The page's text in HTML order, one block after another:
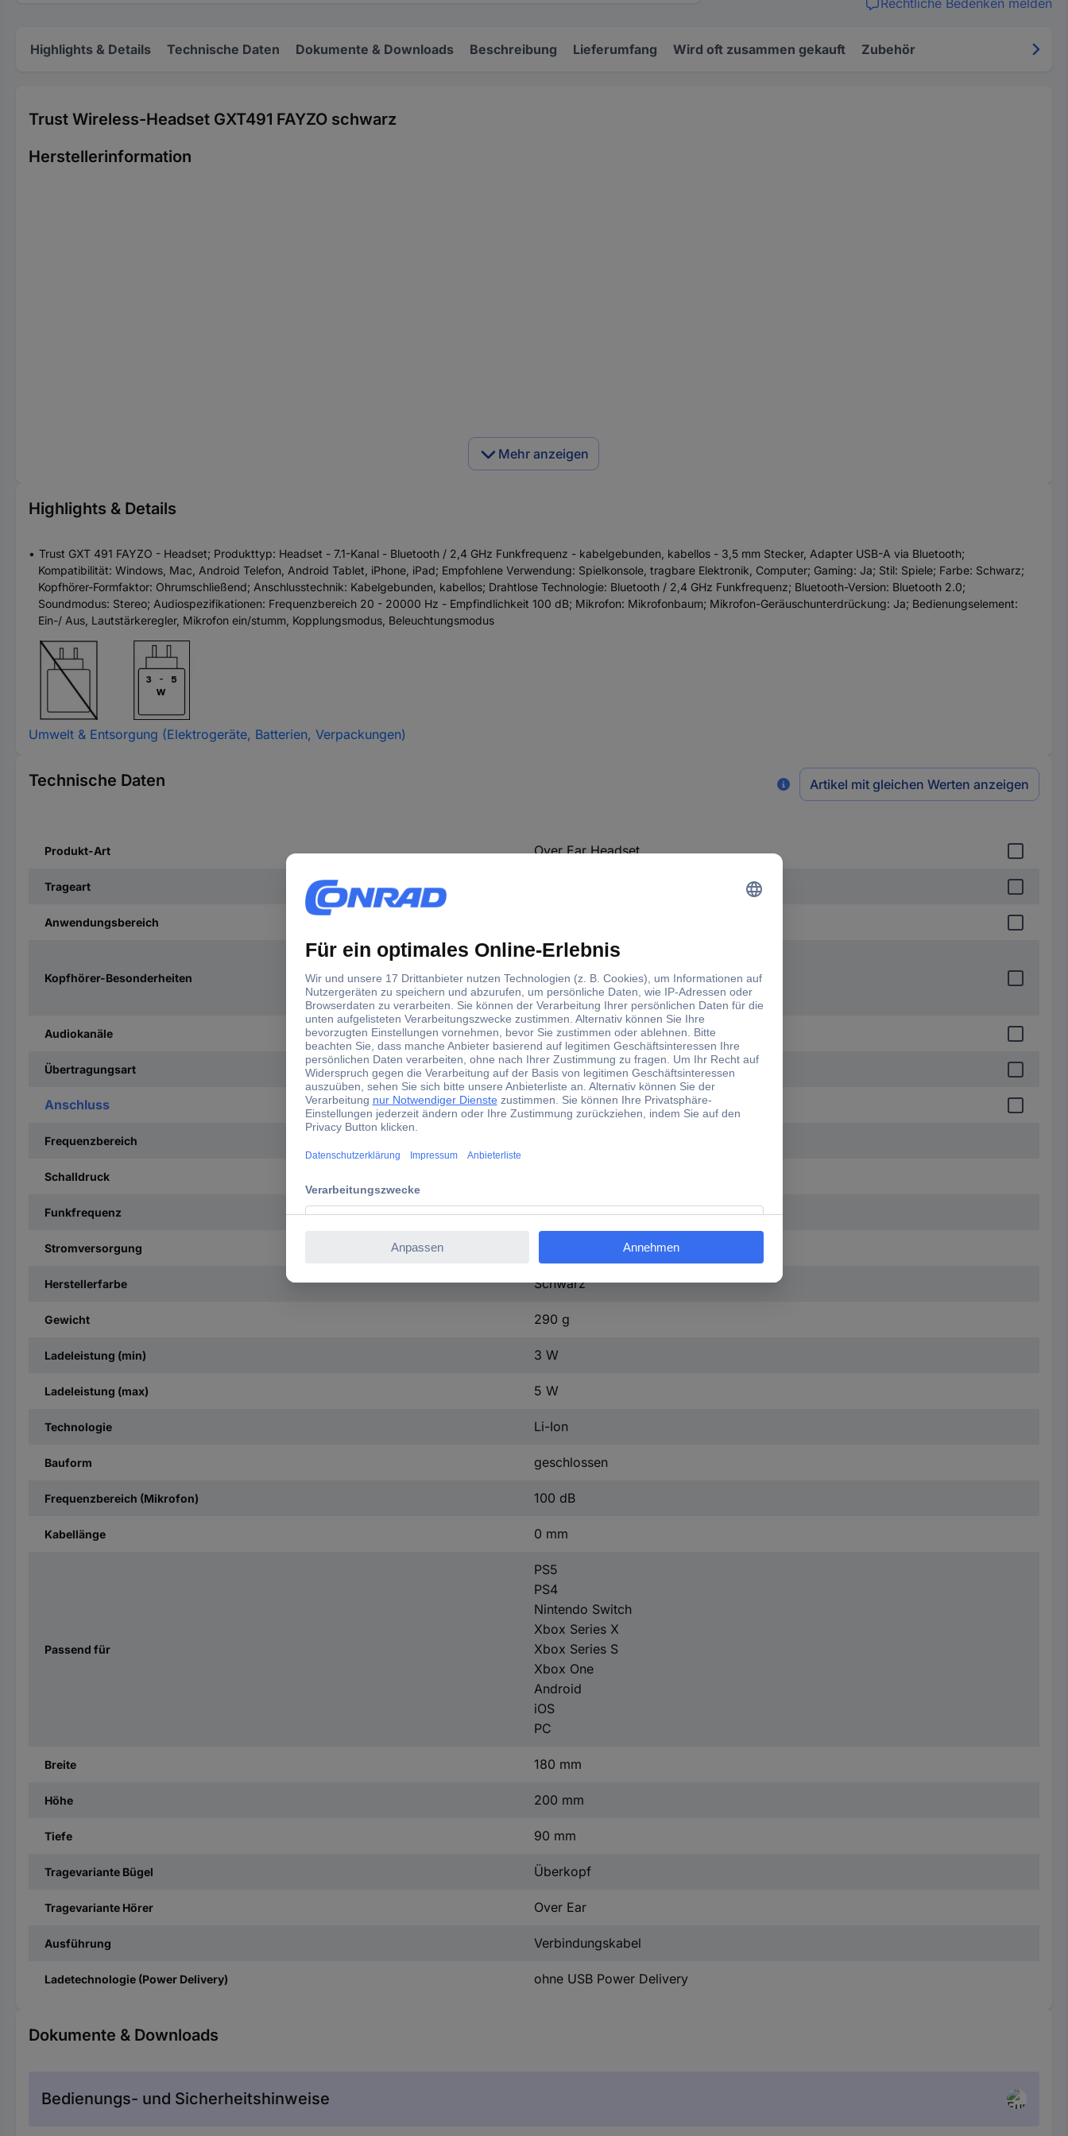
Rechtliche Bedenken melden
Highlights & Details Technische Daten Dokumente & Downloads Beschreibung Lieferumfang Wird oft zusammen gekauft Zubehör
Trust Wireless-Headset GXT491 FAYZO schwarz
Herstellerinformation
Mehr anzeigen
Highlights & Details
Trust GXT 491 FAYZO - Headset; Produkttyp: Headset - 7.1-Kanal - Bluetooth / 2,4 GHz Funkfrequenz - kabelgebunden, kabellos - 3,5 mm Stecker, Adapter USB-A via Bluetooth;
Kompatibilität: Windows, Mac, Android Telefon, Android Tablet, iPhone, iPad; Empfohlene Verwendung: Spielkonsole, tragbare Elektronik, Computer; Gaming: Ja; Stil: Spiele; Farbe: Schwarz;
Kopfhörer-Formfaktor: Ohrumschließend; Anschlusstechnik: Kabelgebunden, kabellos; Drahtlose Technologie: Bluetooth / 2,4 GHz Funkfrequenz; Bluetooth-Version: Bluetooth 2.0;
Soundmodus: Stereo; Audiospezifikationen: Frequenzbereich 20 - 20000 Hz - Empfindlichkeit 100 dB; Mikrofon: Mikrofonbaum; Mikrofon-Geräuschunterdrückung: Ja; Bedienungselement:
Ein-/ Aus, Lautstärkeregler, Mikrofon ein/stumm, Kopplungsmodus, Beleuchtungsmodus
Umwelt & Entsorgung (Elektrogeräte, Batterien, Verpackungen)
Technische Daten Artikel mit gleichen Werten anzeigen
Produkt-Art Over Ear Headset
Trageart
Anwendungsbereich
Kopfhörer-Besonderheiten
Surround-Sound
Mikrofon-Stummschaltung
Lautstärkeregelung
Audiokanäle Virtual Surround
Übertragungsart Bluetooth®
Anschluss USB
Frequenzbereich
Schalldruck
Funkfrequenz 2.4 GHz
Stromversorgung Akku-Pack (enthalten)
Herstellerfarbe Schwarz
Gewicht 290 g
Ladeleistung (min) 3 W
Ladeleistung (max) 5 W
Technologie Li-Ion
Bauform geschlossen
Frequenzbereich (Mikrofon) 100 dB
Kabellänge 0 mm
Passend für
PS5
PS4
Nintendo Switch
Xbox Series X
Xbox Series S
Xbox One
Android
iOS
PC
Breite 180 mm
Höhe 200 mm
Tiefe 90 mm
Tragevariante Bügel Überkopf
Tragevariante Hörer Over Ear
Ausführung Verbindungskabel
Ladetechnologie (Power Delivery) ohne USB Power Delivery
Dokumente & Downloads
Bedienungs- und Sicherheitshinweise